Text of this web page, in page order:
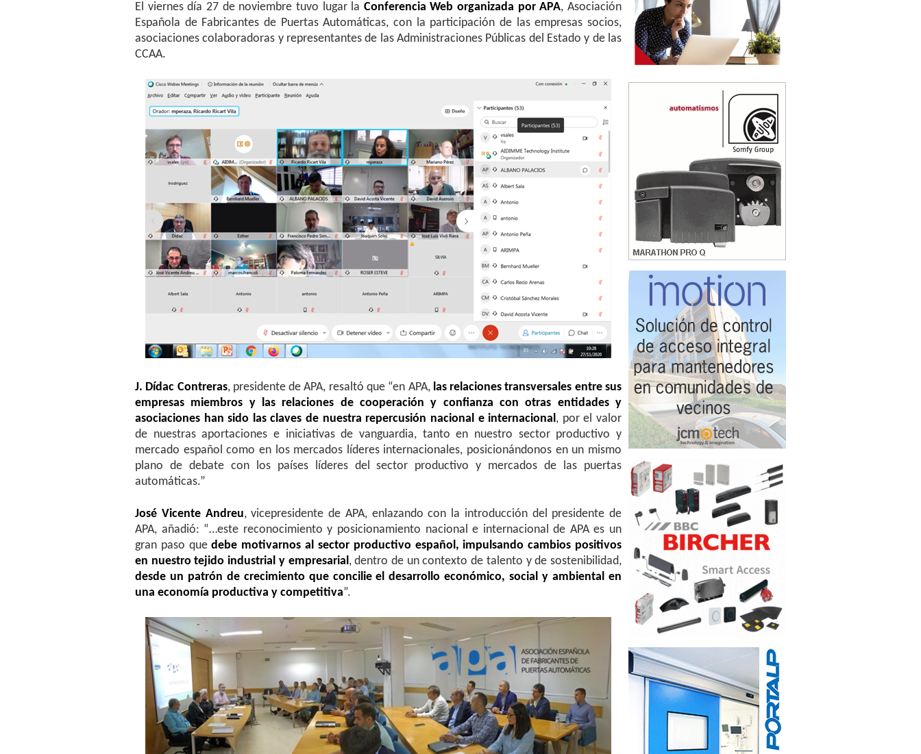
El viernes día 27 de noviembre tuvo lugar la Conferencia Web organizada por APA, Asociación
Española de Fabricantes de Puertas Automáticas, con la participación de las empresas socios,
asociaciones colaboradoras y representantes de las Administraciones Públicas del Estado y de las
CCAA.
J. Dídac Contreras, presidente de APA, resaltó que “en APA, las relaciones transversales entre sus
empresas miembros y las relaciones de cooperación y confianza con otras entidades y
asociaciones han sido las claves de nuestra repercusión nacional e internacional, por el valor
de nuestras aportaciones e iniciativas de vanguardia, tanto en nuestro sector productivo y
mercado español como en los mercados líderes internacionales, posicionándonos en un mismo
plano de debate con los países líderes del sector productivo y mercados de las puertas
automáticas.”
José Vicente Andreu, vicepresidente de APA, enlazando con la introducción del presidente de
APA, añadió: “…este reconocimiento y posicionamiento nacional e internacional de APA es un
gran paso quedebe motivarnos al sector productivo español, impulsando cambios positivos
en nuestro tejido industrial y empresarial, dentro de un contexto de talento y de sostenibilidad,
desde un patrón de crecimiento que concilie el desarrollo económico, social y ambiental en
una economía productiva y competitiva”.